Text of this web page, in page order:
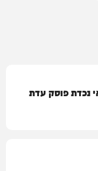
נכדת פוסק עדת